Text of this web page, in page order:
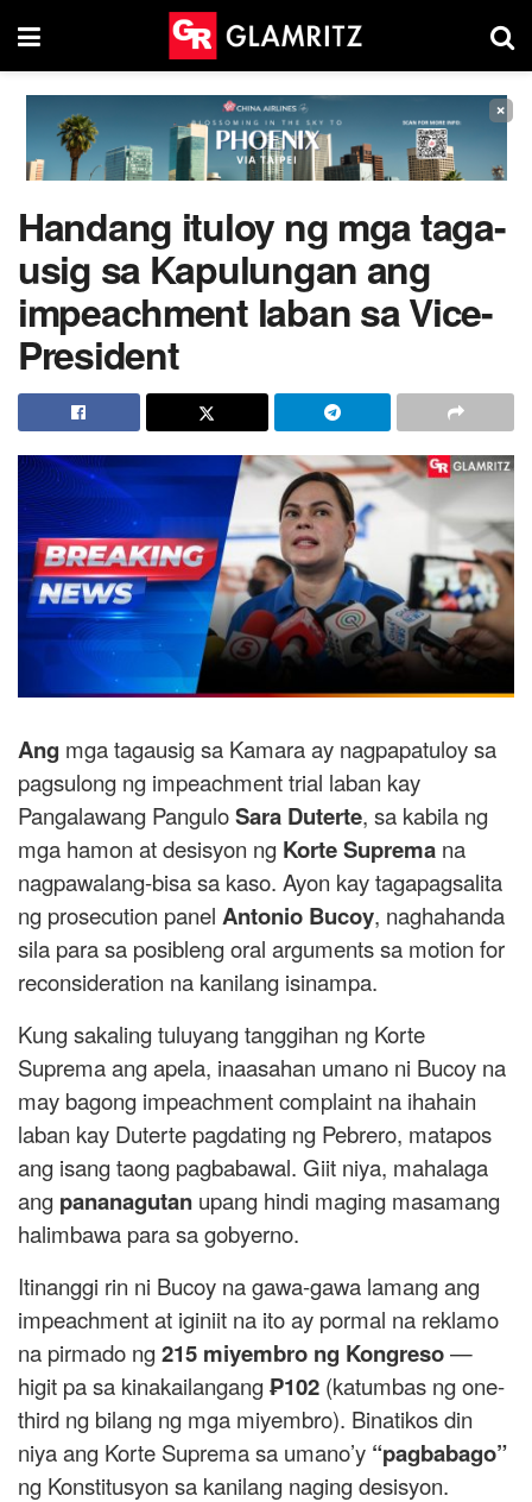
×
Handang ituloy ng mga taga-
usig sa Kapulungan ang
impeachment laban sa Vice-
President
Ang mga tagausig sa Kamara ay nagpapatuloy sa
pagsulong ng impeachment trial laban kay
Pangalawang PanguloSara Duterte, sa kabila ng
mga hamon at desisyon ng Korte Suprema na
nagpawalang-bisa sa kaso. Ayon kay tagapagsalita
ng prosecution panel Antonio Bucoy, naghahanda
sila para sa posibleng oral arguments sa motion for
reconsideration na kanilang isinampa.
Kung sakaling tuluyang tanggihan ng Korte
Suprema ang apela, inaasahan umano ni Bucoy na
may bagong impeachment complaint na ihahain
laban kay Duterte pagdating ng Pebrero, matapos
ang isang taong pagbabawal. Giit niya, mahalaga
ang pananagutan upang hindi maging masamang
halimbawa para sa gobyerno.
Itinanggi rin ni Bucoy na gawa-gawa lamang ang
impeachment at iginiit na ito ay pormal na reklamo
na pirmado ng215 miyembro ng Kongreso—
higit pa sa kinakailangang₱102 (katumbas ng one-
third ng bilang ng mga miyembro). Binatikos din
niya ang Korte Suprema sa umano’y “pagbabago”
ng Konstitusyon sa kanilang naging desisyon.